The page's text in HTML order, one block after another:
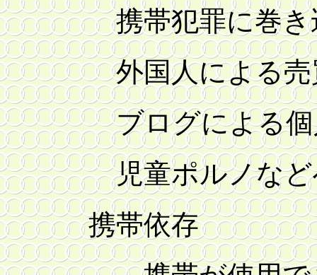
携帯犯罪に巻き
外国人による売
ブログによる個人
児童ポルノなどへ
携帯依存